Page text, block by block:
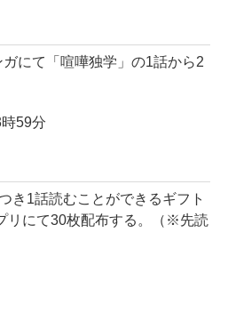
にて「喧嘩独学」の1話から2
59分
き1話読むことができるギフト
リにて30枚配布する。（※先読